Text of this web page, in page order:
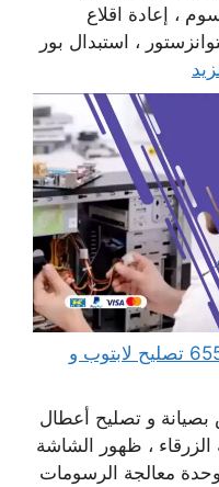
، إعادة اقلاع
، استبدال بور
مهندس كمبيوتر صبحان 65511033 تصليح لابتوب و
و تصليح أعطال
، ظهور الشاشة
معالجة الرسومات